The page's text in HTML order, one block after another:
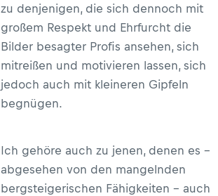
zu denjenigen, die sich dennoch mit
großem Respekt und Ehrfurcht die
Bilder besagter Profis ansehen, sich
mitreißen und motivieren lassen, sich
jedoch auch mit kleineren Gipfeln
begnügen.
Ich gehöre auch zu jenen, denen es –
abgesehen von den mangelnden
bergsteigerischen Fähigkeiten – auch